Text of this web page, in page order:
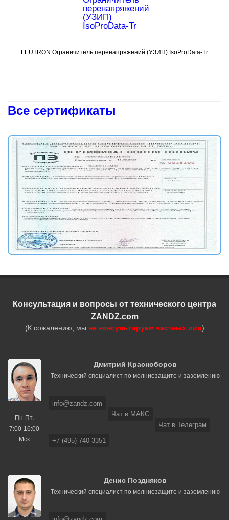
Подробнее
LEUTRON Ограничитель перенапряжений (УЗИП) IsoProData-Tr
Все сертификаты
Консультация и вопросы от технического центра
ZANDZ.com
(К сожалению, мы не консультируем частных лиц)
Пн-Пт,
7:00-16:00
Мск
Дмитрий Красноборов
Технический специалист по молниезащите и заземлению
info@zandz.com
Чат в МАКС
Чат в Телеграм
+7 (495) 740-3351
Денис Поздняков
Технический специалист по молниезащите и заземлению